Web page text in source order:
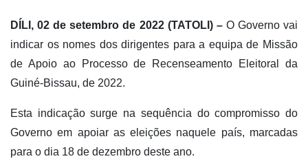
DÍLI, 02 de setembro de 2022 (TATOLI) –O Governo vai
indicar os nomes dos dirigentes para a equipa de Missão
de Apoio ao Processo de Recenseamento Eleitoral da
Guiné-Bissau, de 2022.
Esta indicação surge na sequência do compromisso do
Governo em apoiar as eleições naquele país, marcadas
para o dia 18 de dezembro deste ano.